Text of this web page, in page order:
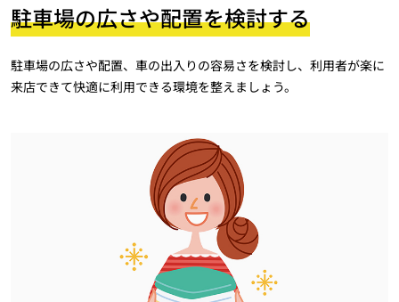
駐車場の広さや配置を検討する
駐車場の広さや配置、車の出入りの容易さを検討し、利用者が楽に
来店できて快適に利用できる環境を整えましょう。